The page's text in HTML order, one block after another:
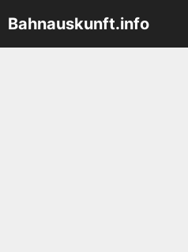
Inhalt
springen
Bahnauskunft.info